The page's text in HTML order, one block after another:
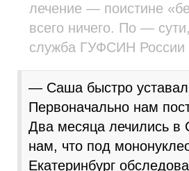
лечение — поистине
всего ничего. По —
служба ГУФСИН России
— Саша быстро
Первоначально нам
Два месяца лечились в
нам, что под
Екатеринбург